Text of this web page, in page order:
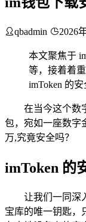
qbadmin 2026
本文聚焦于
等，接着着
imToken 的
在当今这个数
包，宛如一座数字
万,究竟安全吗？
imToken 的
让我们一同深
宝库的唯一钥匙，